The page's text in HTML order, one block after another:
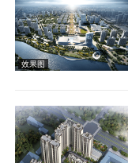
效果图
效果图